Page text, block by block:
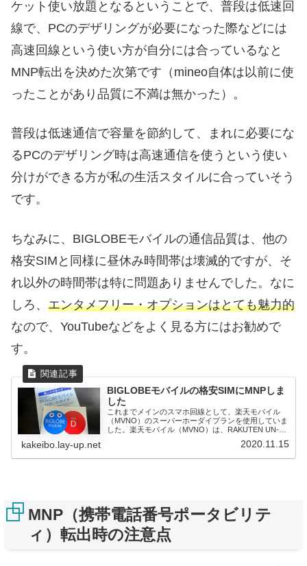
ケット使い放題となるということで、普段は低速回
線で、PCのデザリングが必要になった際などには
高速回線という使い方が自分には合っているなと
MNP転出を決めた次第です（mineo自体は以前に使
ったことがあり品質に不満は無かった）。
普段は低速通信で容量を節約して、まれに必要にな
るPCのデザリング時は高速通信を使うという使い
分けができる方が私の生活スタイルに合っていそう
です。
ちなみに、BIGLOBEモバイルの通信品質は、他の
格安SIMと同様に昼休み時間帯は壊滅的ですが、そ
れ以外の時間帯は特に問題ありませんでした。なに
しろ、 エンタメフリー・オプションはとても魅力的
なので、YouTubeなどをよく見る方にはお勧めで
す。
BIGLOBEモバイルの格安SIMにMNPしま
した
これまでメインのスマホ回線として、楽天モバイル
（MVNO）のスーパーホーダイプランを使用していま
した。楽天モバイル（MVNO）は、RAKUTEN UN-
kakeibo.lay-up.net 2020.11.15
MNP（携帯電話番号ポータビリテ
ィ）転出時の注意点